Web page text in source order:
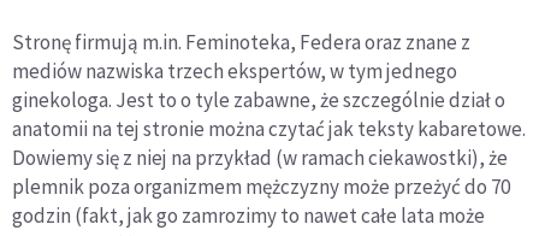
Stronę firmują m.in. Feminoteka, Federa oraz znane z
mediów nazwiska trzech ekspertów, w tym jednego
ginekologa. Jest to o tyle zabawne, że szczególnie dział o
anatomii na tej stronie można czytać jak teksty kabaretowe.
Dowiemy się z niej na przykład (w ramach ciekawostki), że
plemnik poza organizmem mężczyzny może przeżyć do 70
godzin (fakt, jak go zamrozimy to nawet całe lata może